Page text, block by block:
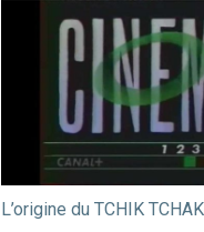
L’origine du TCHIK TCHAK